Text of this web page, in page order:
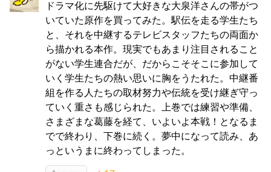
ドラマ化に先駆けて大好きな大泉洋さんの帯がつ
いていた原作を買ってみた。駅伝を走る学生たち
と、それを中継するテレビスタッフたちの両面か
ら描かれる本作。現実でもあまり注目されること
がない学生連合だが、だからこそそこに参加して
いく学生たちの熱い思いに胸をうたれた。中継番
組を作る人たちの取材努力や伝統を受け継ぎ守っ
ていく重さも感じられた。上巻では練習や準備、
さまざまな葛藤を経て、いよいよ本戦！となるま
でで終わり、下巻に続く。夢中になって読み、あ
っというまに終わってしまった。